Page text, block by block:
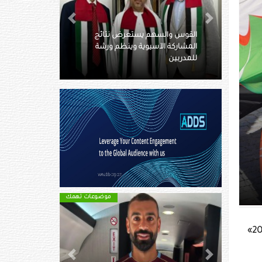
كم يبلغ ميراث بيليه ومن هم
ورثته؟
Previous
Next
موضوعات تهمك